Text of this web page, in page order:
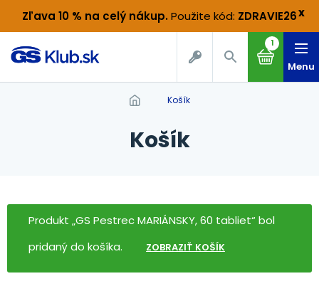
Zľava 10 % na celý nákup. Použite kód: ZDRAVIE26x
1
Menu
Košík
Košík
Produkt „GS Pestrec MARIÁNSKY, 60 tabliet“ bol
pridaný do košíka.
ZOBRAZIŤ KOŠÍK